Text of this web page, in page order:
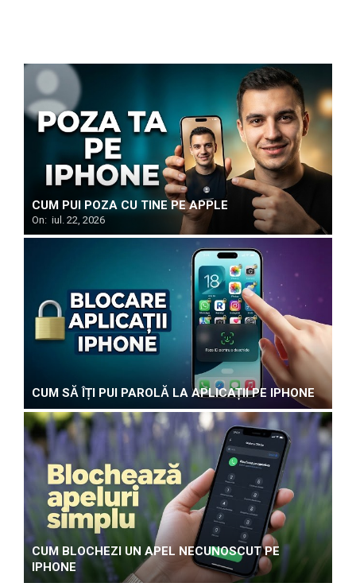
CUM PUI POZA CU TINE PE APPLE
On: iul. 22, 2026
CUM SĂ ÎȚI PUI PAROLĂ LA APLICAȚII PE IPHONE
CUM BLOCHEZI UN APEL NECUNOSCUT PE
IPHONE